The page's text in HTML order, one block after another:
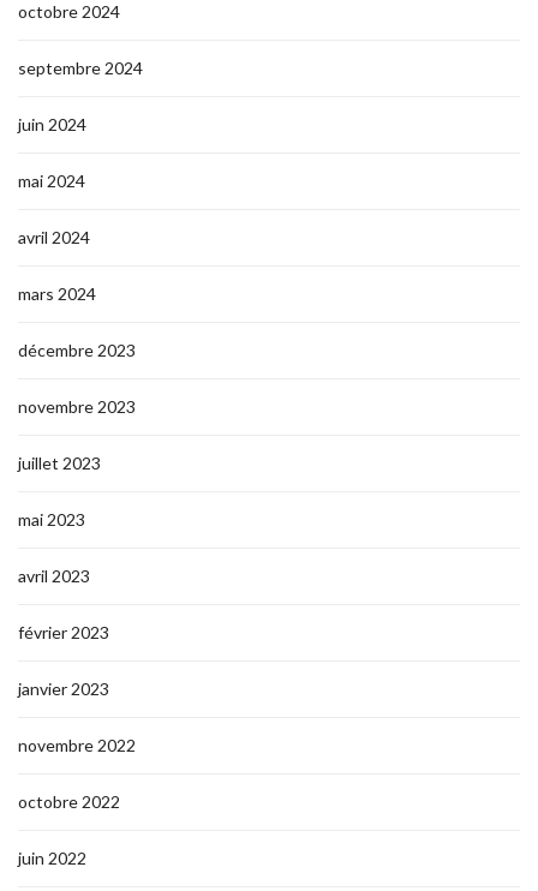
octobre 2024
septembre 2024
juin 2024
mai 2024
avril 2024
mars 2024
décembre 2023
novembre 2023
juillet 2023
mai 2023
avril 2023
février 2023
janvier 2023
novembre 2022
octobre 2022
juin 2022